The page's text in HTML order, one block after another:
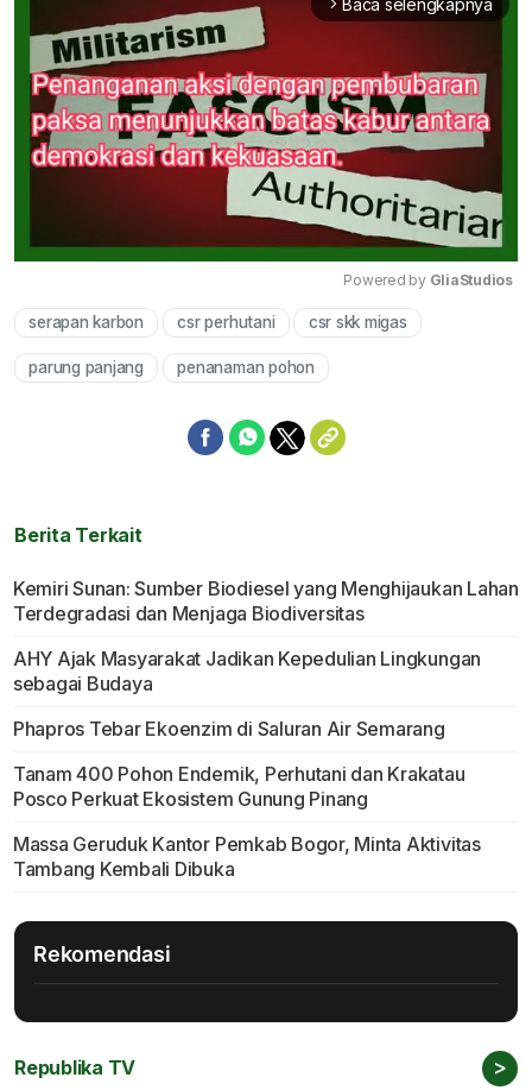
arrow_forward_ios
Powered by GliaStudios
serapan karbon csr perhutani csr skk migas
parung panjang penanaman pohon
Berita Terkait
Kemiri Sunan: Sumber Biodiesel yang Menghijaukan Lahan
Terdegradasi dan Menjaga Biodiversitas
AHY Ajak Masyarakat Jadikan Kepedulian Lingkungan
sebagai Budaya
Phapros Tebar Ekoenzim di Saluran Air Semarang
Tanam 400 Pohon Endemik, Perhutani dan Krakatau
Posco Perkuat Ekosistem Gunung Pinang
Massa Geruduk Kantor Pemkab Bogor, Minta Aktivitas
Tambang Kembali Dibuka
Rekomendasi
Republika TV >